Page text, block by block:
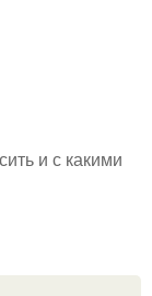
и с какими